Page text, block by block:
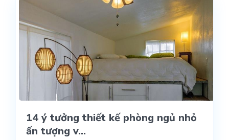
14 ý tưởng thiết kế phòng ngủ nhỏ
ấn tượng v...